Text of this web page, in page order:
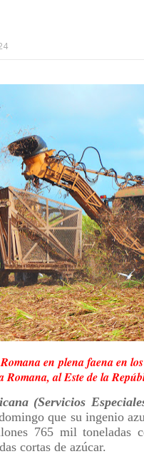
en plena faena en
al Este de la
(Servicios
que su ingenio
765 mil toneladas
cortas de azúcar.